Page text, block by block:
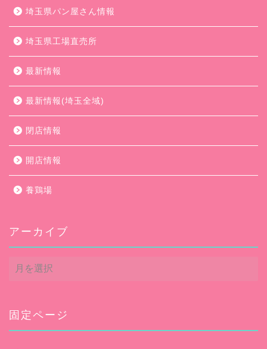
埼玉県パン屋さん情報
埼玉県工場直売所
最新情報
最新情報(埼玉全域)
閉店情報
開店情報
養鶏場
アーカイブ
ア
ー
ブ
固定ページ